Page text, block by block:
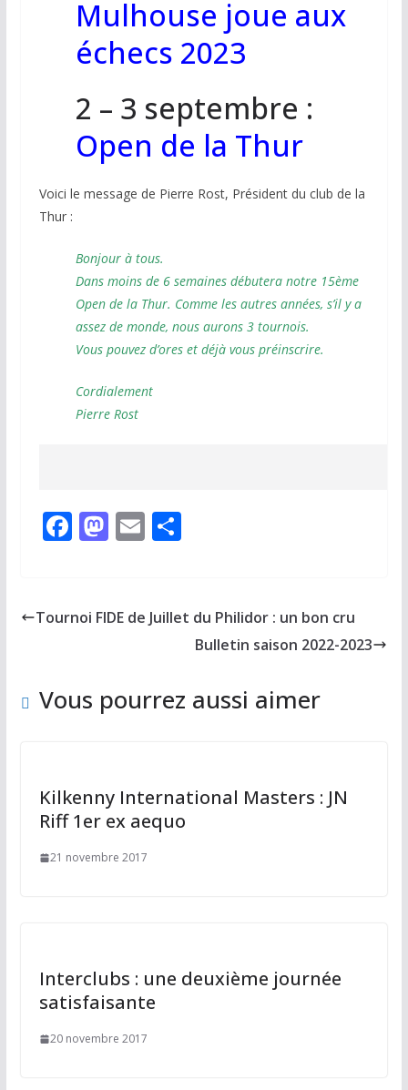
Mulhouse joue aux
échecs 2023
2 – 3 septembre :
Open de la Thur
Voici le message de Pierre Rost, Président du club de la
Thur :
Bonjour à tous.
Dans moins de 6 semaines débutera notre 15ème
Open de la Thur. Comme les autres années, s’il y a
assez de monde, nous aurons 3 tournois.
Vous pouvez d’ores et déjà vous préinscrire.
Cordialement
Pierre Rost
F
b
k
M
d
E
l
P
g
er
Tournoi FIDE de Juillet du Philidor : un bon cru
Bulletin saison 2022-2023
Vous pourrez aussi aimer
Kilkenny International Masters : JN
Riff 1er ex aequo
21 novembre 2017
Interclubs : une deuxième journée
satisfaisante
20 novembre 2017